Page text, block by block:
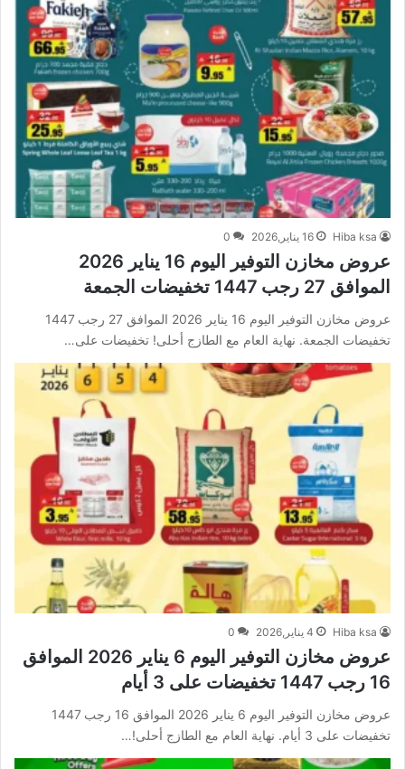
Hiba ksa 16 يناير,2026 0
عروض مخازن التوفير اليوم 16 يناير 2026
الموافق 27 رجب 1447 تخفيضات الجمعة
عروض مخازن التوفير اليوم 16 يناير 2026 الموافق 27 رجب 1447
تخفيضات الجمعة. نهاية العام مع الطازج أحلى! تخفيضات على…
Hiba ksa 4 يناير,2026 0
عروض مخازن التوفير اليوم 6 يناير 2026 الموافق
16 رجب 1447 تخفيضات على 3 أيام
عروض مخازن التوفير اليوم 6 يناير 2026 الموافق 16 رجب 1447
تخفيضات على 3 أيام. نهاية العام مع الطازج أحلى!…